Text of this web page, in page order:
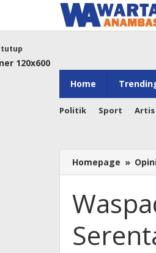
konten
Home
Politik Sport Artis
tutup
Homepage »